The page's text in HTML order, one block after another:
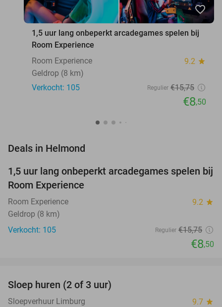
favorite_border
1,5 uur lang onbeperkt arcadegames spelen bij
Room Experience
Room Experience
9.2 star
Geldrop (8 km)
Verkocht: 105
Regulier €15,75
€8,50
Deals in Helmond
46%
1,5 uur lang onbeperkt arcadegames spelen bij
Room Experience
Room Experience 9.2 star
Geldrop (8 km)
Verkocht: 105
Regulier €15,75
€8,50
NEW
TODAY
Sloep huren (2 of 3 uur)
Sloepverhuur Limburg 9.7 star